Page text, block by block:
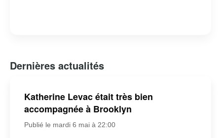
Dernières actualités
Katherine Levac était très bien
accompagnée à Brooklyn
Publié le mardi 6 mai à 22:00